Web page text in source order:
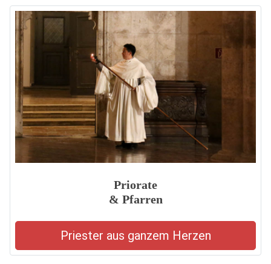
Priorate
& Pfarren
Priester aus ganzem Herzen